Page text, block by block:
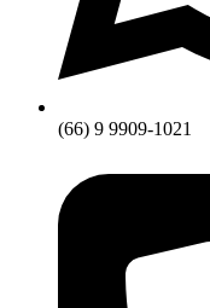
(66) 9 9909-1021